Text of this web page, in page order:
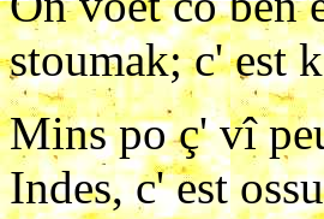
stoumak; c' est
Mins po ç' vî
Indes, c' est